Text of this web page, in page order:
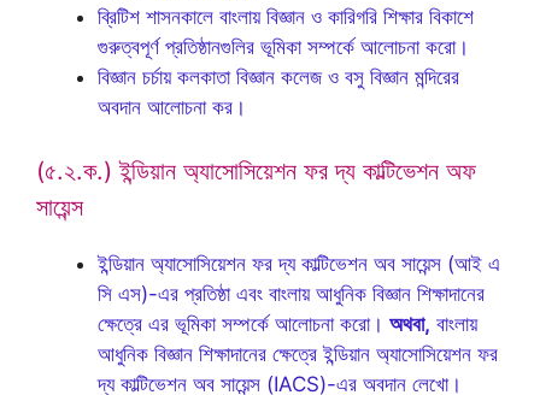
ব্রিটিশ শাসনকালে বাংলায় বিজ্ঞান ও কারিগরি শিক্ষার বিকাশে
গুরুত্বপূর্ণ প্রতিষ্ঠানগুলির ভূমিকা সম্পর্কে আলোচনা করো।
বিজ্ঞান চর্চায় কলকাতা বিজ্ঞান কলেজ ও বসু বিজ্ঞান মন্দিরের
অবদান আলোচনা কর।
(৫.২.ক.) ইন্ডিয়ান অ্যাসোসিয়েশন ফর দ্য কাল্টিভেশন অফ
সায়েন্স
ইন্ডিয়ান অ্যাসোসিয়েশন ফর দ্য কাল্টিভেশন অব সায়েন্স (আই এ
সি এস)-এর প্রতিষ্ঠা এবং বাংলায় আধুনিক বিজ্ঞান শিক্ষাদানের
ক্ষেত্রে এর ভূমিকা সম্পর্কে আলোচনা করো। অথবা, বাংলায়
আধুনিক বিজ্ঞান শিক্ষাদানের ক্ষেত্রে ইন্ডিয়ান অ্যাসোসিয়েশন ফর
দ্য কাল্টিভেশন অব সায়েন্স (IACS)-এর অবদান লেখো।